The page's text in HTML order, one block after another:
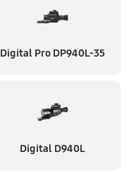
Digital Pro DP940L-35
Digital D940L